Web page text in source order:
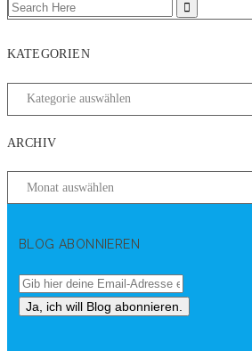
KATEGORIEN
ARCHIV
BLOG ABONNIEREN